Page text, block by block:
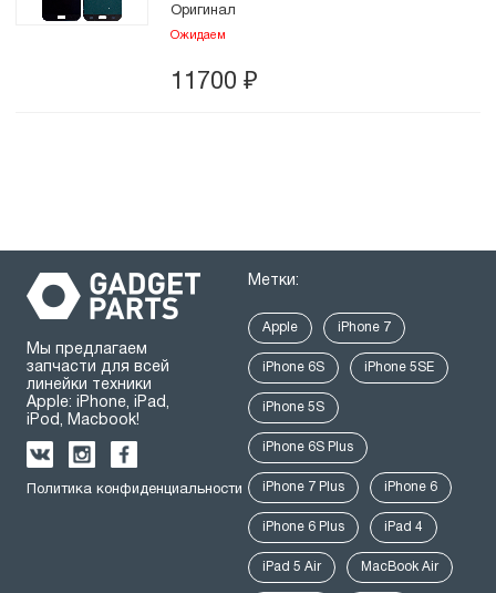
Оригинал
Ожидаем
11700 ₽
Мы предлагаем
запчасти для всей
линейки техники
Apple: iPhone, iPad,
iPod, Macbook!
Политика конфиденциальности
Метки:
Apple iPhone 7
iPhone 6S iPhone 5SE
iPhone 5S
iPhone 6S Plus
iPhone 7 Plus iPhone 6
iPhone 6 Plus iPad 4
iPad 5 Air MacBook Air